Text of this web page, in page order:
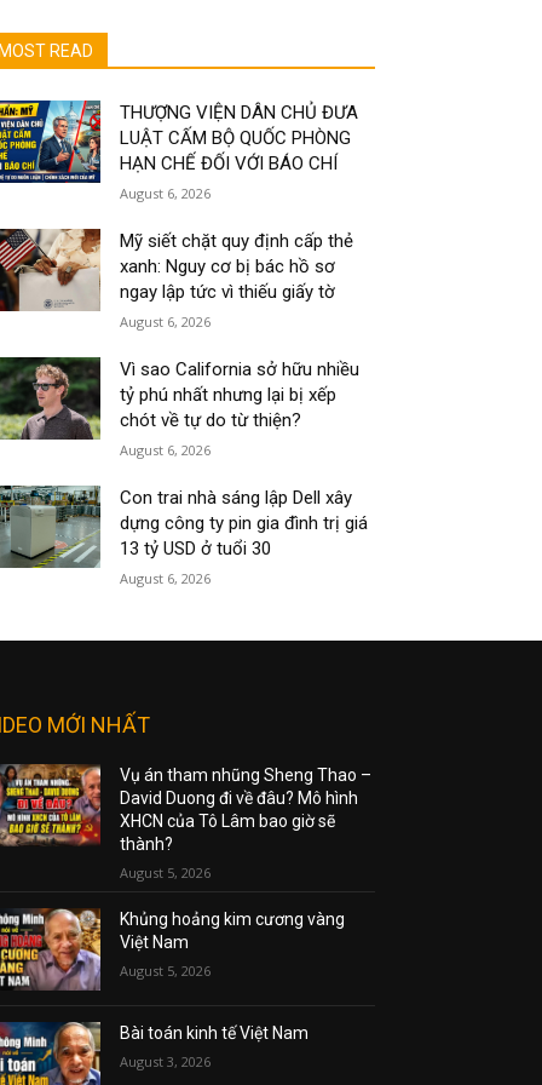
MOST READ
THƯỢNG VIỆN DÂN CHỦ ĐƯA
LUẬT CẤM BỘ QUỐC PHÒNG
HẠN CHẾ ĐỐI VỚI BÁO CHÍ
August 6, 2026
Mỹ siết chặt quy định cấp thẻ
xanh: Nguy cơ bị bác hồ sơ
ngay lập tức vì thiếu giấy tờ
August 6, 2026
Vì sao California sở hữu nhiều
tỷ phú nhất nhưng lại bị xếp
chót về tự do từ thiện?
August 6, 2026
Con trai nhà sáng lập Dell xây
dựng công ty pin gia đình trị giá
13 tỷ USD ở tuổi 30
August 6, 2026
MỚI NHẤT
Vụ án tham nhũng Sheng Thao –
David Duong đi về đâu? Mô hình
XHCN của Tô Lâm bao giờ sẽ
thành?
August 5, 2026
Khủng hoảng kim cương vàng
Việt Nam
August 5, 2026
Bài toán kinh tế Việt Nam
August 3, 2026